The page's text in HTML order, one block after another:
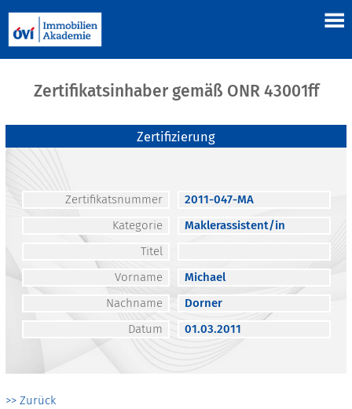
Zertifikatsinhaber gemäß ONR 43001ff
Zertifizierung
Zertifikatsnummer
2011-047-MA
Kategorie
Maklerassistent/in
Titel
Vorname
Michael
Nachname
Dorner
Datum
01.03.2011
>> Zurück